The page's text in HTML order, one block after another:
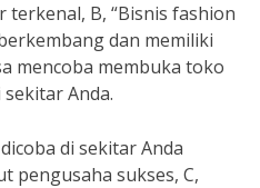
B, “Bisnis fashion
dan memiliki
mencoba membuka toko
Anda.
di sekitar Anda
pengusaha sukses, C,